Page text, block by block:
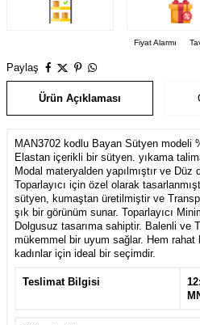
Fiyat Alarmı
Paylaş
Ürün Açıklaması
MAN3702 kodlu Bayan Sütyen modeli
Elastan içerikli bir sütyen. yıkama
Modal materyalden yapılmıştır ve
Toparlayıcı için özel olarak
sütyen, kumaştan üretilmiştir ve
şık bir görünüm sunar. Toparlayıcı
Dolgusuz tasarıma sahiptir. Balenli ve
mükemmel bir uyum sağlar. Hem rahat
kadınlar için ideal bir seçimdir.
Teslimat Bilgisi